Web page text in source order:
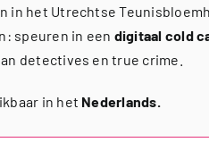
in het Utrechtse
speuren in een digitaal cold
detectives en true crime.
in het Nederlands.